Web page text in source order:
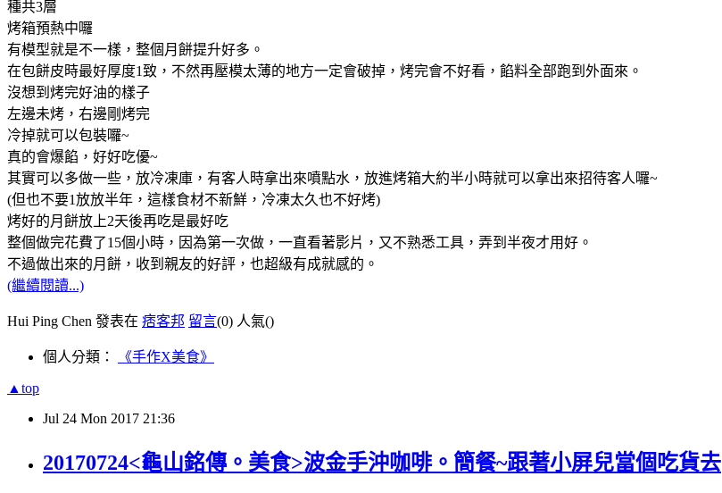
種共3層
烤箱預熱中囉
有模型就是不一樣，整個月餅提升好多。
在包餅皮時最好厚度1致，不然再壓模太薄的地方一定會破掉，烤完會不好看，餡料全部跑到外面來。
沒想到烤完好油的樣子
左邊未烤，右邊剛烤完
冷掉就可以包裝囉~
真的會爆餡，好好吃優~
其實可以多做一些，放冷凍庫，有客人時拿出來噴點水，放進烤箱大約半小時就可以拿出來招待客人囉~
(但也不要1放放半年，這樣食材不新鮮，冷凍太久也不好烤)
烤好的月餅放上2天後再吃是最好吃
整個做完花費了15個小時，因為第一次做，一直看著影片，又不熟悉工具，弄到半夜才用好。
不過做出來的月餅，收到親友的好評，也超級有成就感的。
(繼續閱讀...)
Hui Ping Chen 發表在 痞客邦 留言(0) 人氣()
個人分類： 《手作X美食》
▲top
Jul 24 Mon 2017 21:36
20170724<龜山銘傳。美食>波金手沖咖啡。簡餐~跟著小屏兒當個吃貨去